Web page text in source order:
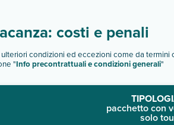
costi e penali
condizioni ed eccezioni come da termini
"Info precontrattuali e condizioni generali"
pacchetto con
solo